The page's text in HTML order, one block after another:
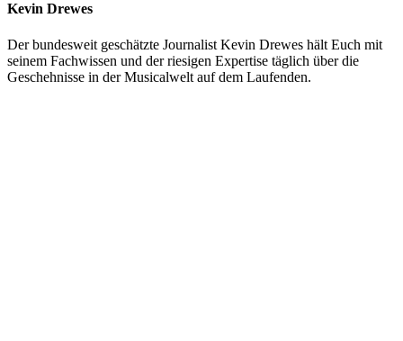
Kevin Drewes
Der bundesweit geschätzte Journalist Kevin Drewes hält Euch mit
seinem Fachwissen und der riesigen Expertise täglich über die
Geschehnisse in der Musicalwelt auf dem Laufenden.